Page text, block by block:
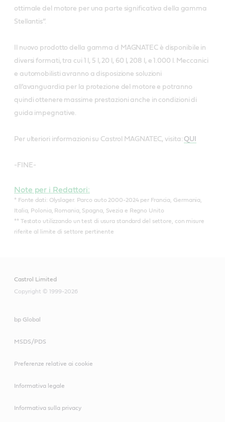
ottimale del motore per una parte significativa della gamma
Stellantis”.
Il nuovo prodotto della gamma d MAGNATEC è disponibile in
diversi formati, tra cui 1 l, 5 l, 20 l, 60 l, 208 l, e 1.000 l. Meccanici
e automobilisti avranno a disposizione soluzioni
all’avanguardia per la protezione del motore e potranno
quindi ottenere massime prestazioni anche in condizioni di
guida impegnative.
Per ulteriori informazioni su Castrol MAGNATEC, visita: QUI
-FINE-
Note per i Redattori:
* Fonte dati: Olyslager. Parco auto 2000-2024 per Francia, Germania,
Italia, Polonia, Romania, Spagna, Svezia e Regno Unito
** Testato utilizzando un test di usura standard del settore, con misure
riferite al limite di settore pertinente
Castrol Limited
Copyright © 1999-2026
bp Global
MSDS/PDS
Preferenze relative ai cookie
Informativa legale
Informativa sulla privacy